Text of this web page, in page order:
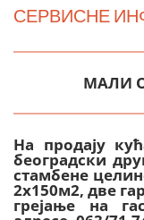
СЕРВИСНЕ
београдски
стамбене
2х150м2, две
грејање на
адресе. 063/71-